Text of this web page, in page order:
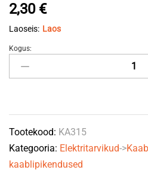
2,30 €
Laoseis: Laos
Kaabel
3x1,5mm²
jm.
quantity
Kogus:
Tootekood: KA315
Kategooria: Elektritarvikud->
kaablipikendused